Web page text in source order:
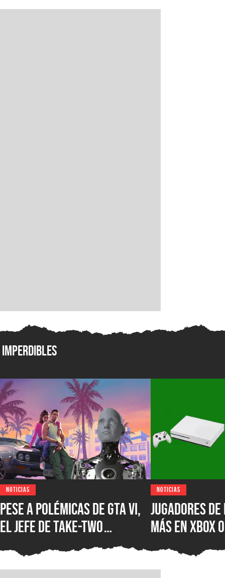
Imperdibles
NOTICIAS
Pese a polémicas de GTA VI,
el jefe de Take-Two
asegura que no creen en la
IA como sustituto de la
NOTICIAS
Jugadores de
más en XBOX
XBOX
muestra el